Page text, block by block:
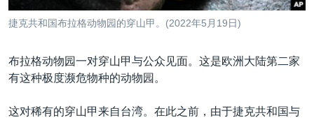
埃博拉疫情
重要讲话与声明
台海两岸关系
南中国海争端
捷克共和国布拉格动物园的穿山甲。(2022年5月19日)
布拉格动物园一对穿山甲与公众见面。这是欧洲大陆第二家
有这种极度濒危物种的动物园。
这对稀有的穿山甲来自台湾。在此之前，由于捷克共和国与